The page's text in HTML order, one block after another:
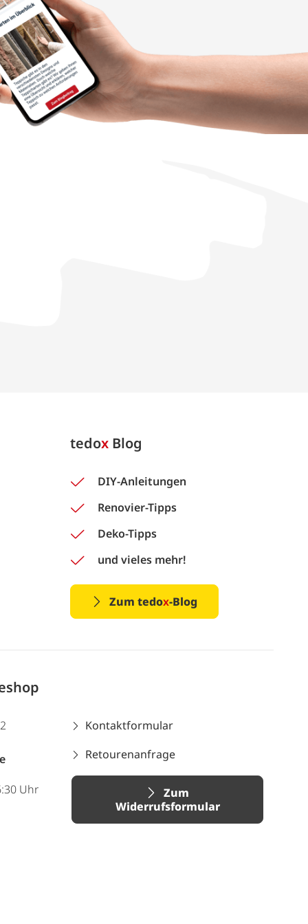
tedox Blog
DIY-Anleitungen
Renovier-Tipps
Deko-Tipps
und vieles mehr!
Zum tedox-Blog
Uhr
Kontaktformular
Retourenanfrage
Zum
Widerrufsformular